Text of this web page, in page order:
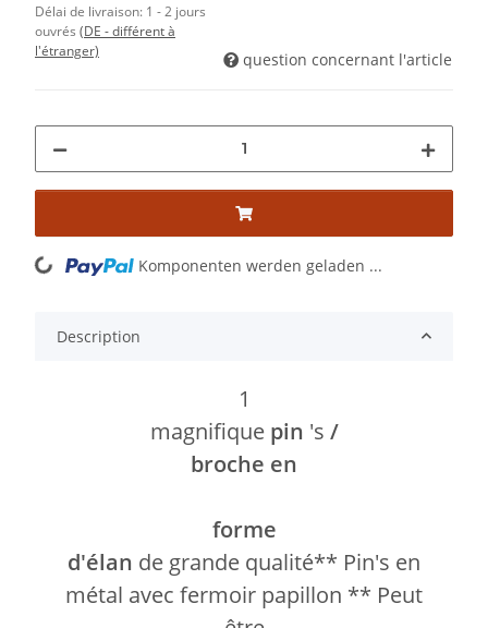
Délai de livraison: 1 - 2 jours
ouvrés (DE - différent à
l'étranger)
question concernant l'article
Loading... Komponenten werden geladen ...
Description
1
magnifique pin 's /
broche en
forme
d'élan de grande qualité** Pin's en
métal avec fermoir papillon ** Peut